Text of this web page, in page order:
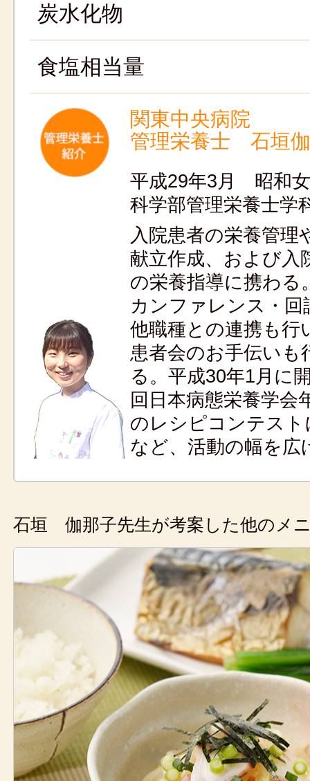
炭水化物
食塩相当量
関東中央病院
管理栄養士 石垣
平成29年3月 昭和
科学部管理栄養士学
入院患者の栄養管理
献立作成、および入
の栄養指導に携わる
カンファレンス・回
他職種との連携も行
患者会のお手伝いも
る。平成30年1月に
回日本病態栄養学会
のレシピコンテスト
など、活動の幅を広
石垣 伽那子先生が考案した他のメ